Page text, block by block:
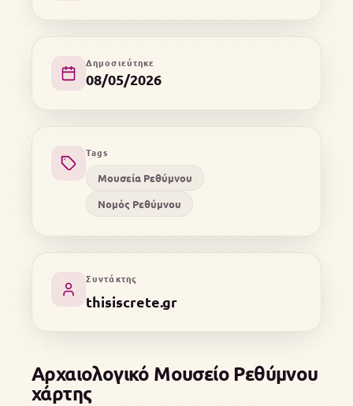
Δημοσιεύτηκε
08/05/2026
Tags
Μουσεία Ρεθύμνου
Νομός Ρεθύμνου
Συντάκτης
thisiscrete.gr
Αρχαιολογικό Μουσείο Ρεθύμνου
χάρτης